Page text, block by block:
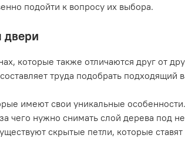
подойти к вопросу их выбора.
двери
которые также отличаются друг от
труда подобрать подходящий
имеют свои уникальные
чего нужно снимать слой дерева под
скрытые петли, которые